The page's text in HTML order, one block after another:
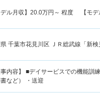
デル月収】 20.0万円～ 程度 【モデ
千葉市花見川区 ＪＲ総武線「新
事内容】 ■デイサービスでの機能
など） ・送迎